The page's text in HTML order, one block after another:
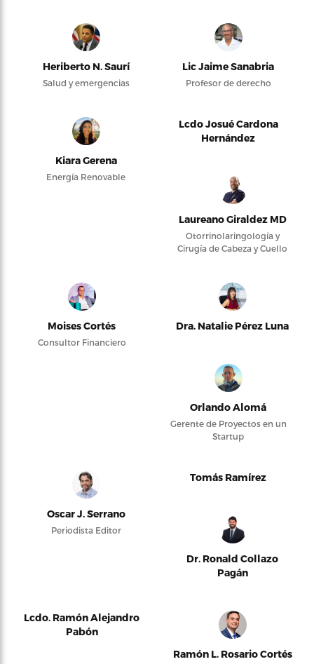
Heriberto N. Saurí
Salud y emergencias
Lic Jaime Sanabria
Profesor de derecho
Kiara Gerena
Energía Renovable
Lcdo Josué Cardona
Hernández
Laureano Giraldez MD
Otorrinolaringología y
Cirugía de Cabeza y Cuello
Moises Cortés
Consultor Financiero
Dra. Natalie Pérez Luna
Orlando Alomá
Gerente de Proyectos en un
Startup
Oscar J. Serrano
Periodista Editor
Tomás Ramírez
Dr. Ronald Collazo
Pagán
Lcdo. Ramón Alejandro
Pabón
Ramón L. Rosario Cortés